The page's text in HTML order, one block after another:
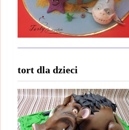
tort dla dzieci